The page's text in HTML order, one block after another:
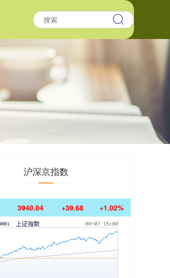
沪深京指数
3940.04 +39.68 +1.02%